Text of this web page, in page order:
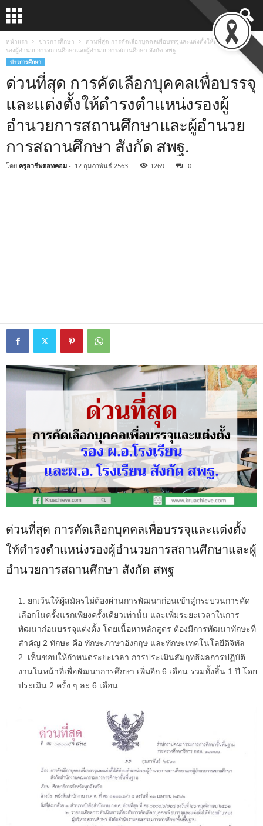
หน้าแรก ข่าวการศึกษา
ด่วนที่สุด การคัดเลือกบุคคลเพื่อบรรจุและแต่งตั้งให้ดำรงตำแหน่ง
รองผู้อำนวยการสถานศึกษาและผู้อำนวยการสถานศึกษา สังกัด สพฐ.
ข่าวการศึกษา
ด่วนที่สุด การคัดเลือกบุคคลเพื่อบรรจุ
และแต่งตั้งให้ดำรงตำแหน่งรองผู้
อำนวยการสถานศึกษาและผู้อำนวย
การสถานศึกษา สังกัด สพฐ.
โดย ครูอาชีพดอทคอม - 12 กุมภาพันธ์ 2563 1269 0
ด่วนที่สุด การคัดเลือกบุคคลเพื่อบรรจุและแต่งตั้ง
ให้ดำรงตำแหน่งรองผู้อำนวยการสถานศึกษาและผู้
อำนวยการสถานศึกษา สังกัด สพฐ
ยกเว้นให้ผู้สมัครไม่ต้องผ่านการพัฒนาก่อนเข้าสู่กระบวนการคัด
เลือกในครั้งแรกเพียงครั้งเดียวเท่านั้น และเพิ่มระยะเวลาในการ
พัฒนาก่อนบรรจุแต่งตั้ง โดยเนื้อหาหลักสูตร ต้องมีการพัฒนาทักษะที่
สำคัญ 2 ทักษะ คือ ทักษะภาษาอังกฤษ และทักษะเทคโนโลยีดิจิทัล
เห็นชอบให้กำหนดระยะเวลา การประเมินสัมฤทธิผลการปฏิบัติ
งานในหน้าที่เพื่อพัฒนาการศึกษา เพิ่มอีก 6 เดือน รวมทั้งสิ้น 1 ปี โดย
ประเมิน 2 ครั้ง ๆ ละ 6 เดือน